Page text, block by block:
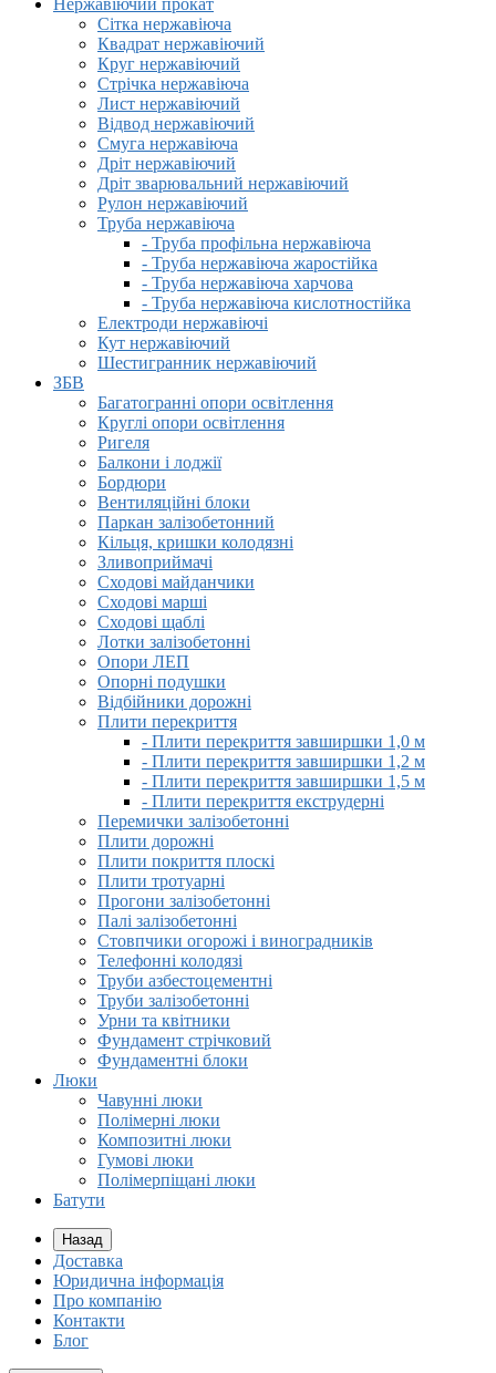
Нержавіючий прокат
Сітка нержавіюча
Квадрат нержавіючий
Круг нержавіючий
Стрічка нержавіюча
Лист нержавіючий
Відвод нержавіючий
Смуга нержавіюча
Дріт нержавіючий
Дріт зварювальний нержавіючий
Рулон нержавіючий
Труба нержавіюча
- Труба профільна нержавіюча
- Труба нержавіюча жаростійка
- Труба нержавіюча харчова
- Труба нержавіюча кислотностійка
Електроди нержавіючі
Кут нержавіючий
Шестигранник нержавіючий
ЗБВ
Багатогранні опори освітлення
Круглі опори освітлення
Ригеля
Балкони і лоджії
Бордюри
Вентиляційні блоки
Паркан залізобетонний
Кільця, кришки колодязні
Зливоприймачі
Сходові майданчики
Сходові марші
Сходові щаблі
Лотки залізобетонні
Опори ЛЕП
Опорні подушки
Відбійники дорожні
Плити перекриття
- Плити перекриття завширшки 1,0 м
- Плити перекриття завширшки 1,2 м
- Плити перекриття завширшки 1,5 м
- Плити перекриття екструдерні
Перемички залізобетонні
Плити дорожні
Плити покриття плоскі
Плити тротуарні
Прогони залізобетонні
Палі залізобетонні
Стовпчики огорожі і виноградників
Телефонні колодязі
Труби азбестоцементні
Труби залізобетонні
Урни та квітники
Фундамент стрічковий
Фундаментні блоки
Люки
Чавунні люки
Полімерні люки
Композитні люки
Гумові люки
Полімерпіщані люки
Батути
Назад
Доставка
Юридична інформація
Про компанію
Контакти
Блог